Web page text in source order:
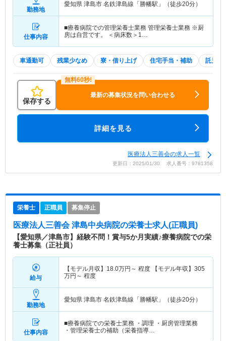
勤務地
愛知県 津島市 名鉄津島線「勝幡駅」（徒歩20分）
仕事内容
■療養病院での管理栄養士業務 管理栄養士業務 ※厨
房は自営です。 ＜病床数＞1…
車通勤可 残業少なめ 寮・借り上げ 住宅手当・補助 託児所
保存する
最新の募集状況を問い合わせる
詳細を見る
医療法人三善会の求人一覧
更新日：2025/01/30 求人番号：9781358
栄養士 正職員 募集停止
医療法人三善会 津島中央病院の栄養士求人(正職員)
【愛知県／津島市】経験不問！賞与5か月実績♪療養病院での栄
養士募集（正社員）
給与
【モデル月収】 18.0万円～ 程度 【モデル年収】 305
万円～ 程度
勤務地
愛知県 津島市 名鉄津島線「勝幡駅」（徒歩20分）
仕事内容
■療養病院での栄養士業務 ・調理 ・厨房管理業務
・管理栄養士の補助（栄養指導…